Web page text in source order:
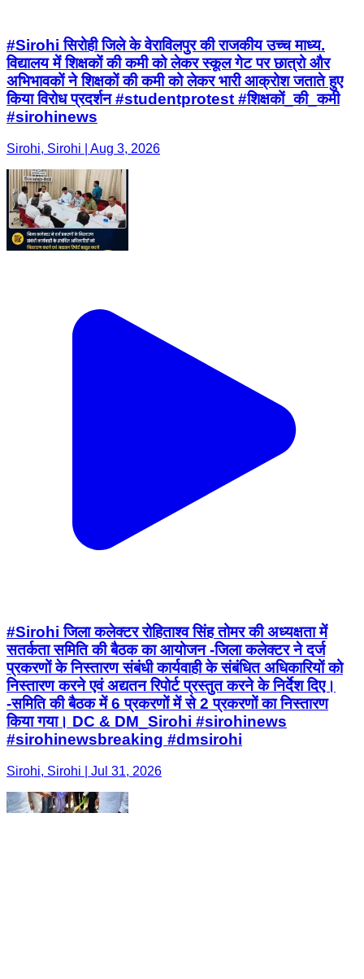
#Sirohi सिरोही जिले के वेराविलपुर की राजकीय उच्च माध्य.
विद्यालय में शिक्षकों की कमी को लेकर स्कूल गेट पर छात्रो और
अभिभावकों ने शिक्षकों की कमी को लेकर भारी आक्रोश जताते हुए
किया विरोध प्रदर्शन #studentprotest #शिक्षकों_की_कमी
#sirohinews
Sirohi, Sirohi | Aug 3, 2026
#Sirohi जिला कलेक्टर रोहिताश्व सिंह तोमर की अध्यक्षता में
सतर्कता समिति की बैठक का आयोजन -जिला कलेक्टर ने दर्ज
प्रकरणों के निस्तारण संबंधी कार्यवाही के संबंधित अधिकारियों को
निस्तारण करने एवं अद्यतन रिपोर्ट प्रस्तुत करने के निर्देश दिए।
-समिति की बैठक में 6 प्रकरणों में से 2 प्रकरणों का निस्तारण
किया गया। DC & DM_Sirohi #sirohinews
#sirohinewsbreaking #dmsirohi
Sirohi, Sirohi | Jul 31, 2026